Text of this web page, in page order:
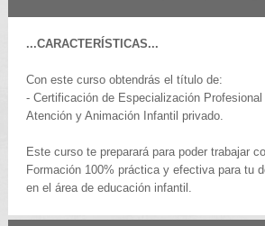
...CARACTERÍSTICAS...
Con este curso obtendrás el título de:
- Certificación de Especialización
Atención y Animación Infantil privado.
Este curso te preparará para poder trabajar
Formación 100% práctica y efectiva para tu
en el área de educación infantil.